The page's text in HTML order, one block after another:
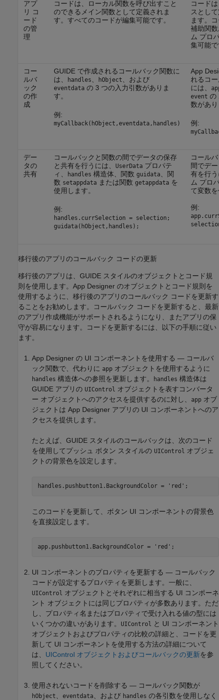
アプ
リ コ
ード
の管
理
コードは、ローカル関数を呼び出すこと
のできるメイン関数として定義されま
す。すべてのコードが編集可能です。
コード
スとし
ます。
補助関
ム プロ
集可能
コー
ルバ
ック
の作
成
GUIDE で作成されるコールバック関数に
は、
handles hObject 、および
eventdata の 3 つの入力引数がありま
す。
例:
myCallback(hObject,eventdata,handles)
App
れるコ
には、
event の
数があ
例:
デー
タの
共有
コールバックと関数の間でデータの保存
と共有を行うには、
UserData プロパテ
ィ、
handles 構造体、関数 guidata
、関
数 setappdata または関数 getappdata を
使用します。
例:
handles.currSelection = selection;
guidata(hObject,handles);
コール
間でデ
有を行
ム プロ
て変数
例:
移行後のアプリのコールバック コードの更新
移行後のアプリは、GUIDE スタイルのオブジェクトとコード規
則を使用します。App Designer のオブジェクトとコード規則を
使用するように、移行後のアプリのコールバック コードを更新す
ることをお勧めします。コールバック コードを更新すると、最新
のアプリ作成機能がサポートされるようになり、またアプリの保
守が容易になります。コードを更新するには、以下の手順に従い
ます。
App Designer の UI コンポーネントを使用する — コールバ
ック関数で、代わりに app オブジェクトを使用するように
handles 構造体への参照を更新します。 handles 構造体は
GUIDE アプリの UIControl オブジェクトを表すコンバータ
ー オブジェクトへのアクセスを提供するのに対し、
app オブ
ジェクトは App Designer アプリの UI コンポーネントへのア
クセスを提供します。
たとえば、GUIDE スタイルのコールバックは、次のコード
を使用してプッシュ ボタン スタイルの UIControl オブジェ
クトの背景色を設定します。
handles.pushbutton1.BackgroundColor = 'red' ;
このコードを更新して、ボタン UI コンポーネントの背景色
を直接設定します。
app.pushbutton1.BackgroundColor = 'red' ;
UI コンポーネントのプロパティを更新する — コールバック
コードが設定するプロパティを更新します。一般に、
UIControl オブジェクトとそれぞれに相当する UI コンポーネ
ント オブジェクトには同じプロパティが多数あります。ただ
し、プロパティ名またはプロパティで受け入れる値の型には
いくつかの違いがあります。
UIControl と UI コンポーネント
オブジェクトおよびプロパティの比較の詳細と、コードを更
新して UI コンポーネントを使用する方法の詳細について
は、 UIControl オブジェクトおよびコールバックの更新を参
照してください。
使用されないコードを削除する — コールバック関数が
hObject eventdata 、および handles の各引数を使用しなく